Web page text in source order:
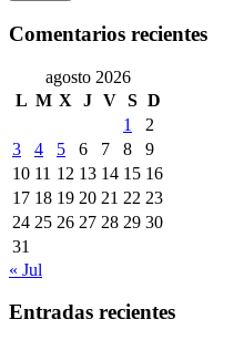
Comentarios recientes
agosto 2026
L M X J V S D
1
2
3
4 5 6 7 8
9
10 11 12 13 14 15 16
17 18 19 20 21 22 23
24 25 26 27 28 29 30
31
« Jul
Entradas recientes